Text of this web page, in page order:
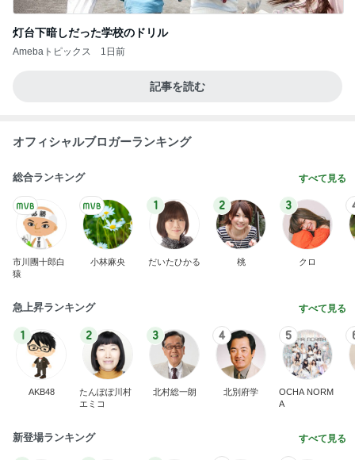
灯台下暗しだった学校のドリル
Amebaトピックス 1日前
記事を読む
オフィシャルブロガーランキング
総合ランキング すべて見る
市川團十郎白
猿
小林麻央
1
だいたひかる
2
桃
3
クロ
急上昇ランキング すべて見る
1
AKB48
2
たんぽぽ川村
エミコ
3
北村総一朗
4
北別府学
5
OCHA NORM
A
新登場ランキング すべて見る